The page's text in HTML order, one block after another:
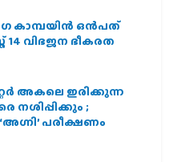
കാമ്പയിന്‍ ഒന്‍പത്
വിഭജന ഭീകരത
അകലെ ഇരിക്കുന്ന
നശിപ്പിക്കും ;
പരീക്ഷണം